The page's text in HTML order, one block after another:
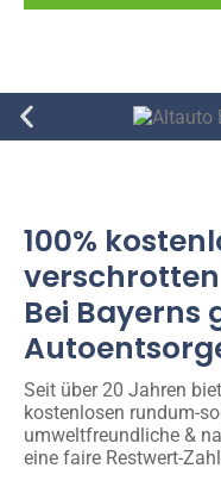
100%
Bei Bayerns
Seit über 20 Jahren
kostenlosen rundum-
umweltfreundliche &
eine faire Restwert-